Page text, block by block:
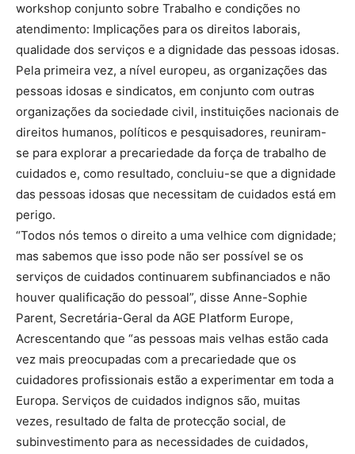
workshop conjunto sobre Trabalho e condições no
atendimento: Implicações para os direitos laborais,
qualidade dos serviços e a dignidade das pessoas idosas.
Pela primeira vez, a nível europeu, as organizações das
pessoas idosas e sindicatos, em conjunto com outras
organizações da sociedade civil, instituições nacionais de
direitos humanos, políticos e pesquisadores, reuniram-
se para explorar a precariedade da força de trabalho de
cuidados e, como resultado, concluiu-se que a dignidade
das pessoas idosas que necessitam de cuidados está em
perigo.
“Todos nós temos o direito a uma velhice com dignidade;
mas sabemos que isso pode não ser possível se os
serviços de cuidados continuarem subfinanciados e não
houver qualificação do pessoal”, disse Anne-Sophie
Parent, Secretária-Geral da AGE Platform Europe,
Acrescentando que “as pessoas mais velhas estão cada
vez mais preocupadas com a precariedade que os
cuidadores profissionais estão a experimentar em toda a
Europa. Serviços de cuidados indignos são, muitas
vezes, resultado de falta de protecção social, de
subinvestimento para as necessidades de cuidados,